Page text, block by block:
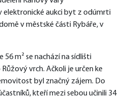
elektronické aukci byt z odúmrti
v městské části Rybáře, v
m² se nachází na sídlišti
vrch. Ačkoli je určen ke
byl značný zájem. Do
kteří mezi sebou učinili 34